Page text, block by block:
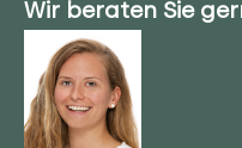
Wir beraten Sie